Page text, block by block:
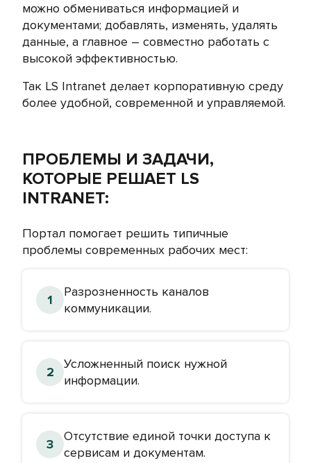
можно обмениваться информацией и
документами; добавлять, изменять, удалять
данные, а главное – совместно работать с
высокой эффективностью.
Так LS Intranet делает корпоративную среду
более удобной, современной и управляемой.
ПРОБЛЕМЫ И ЗАДАЧИ,
КОТОРЫЕ РЕШАЕТ LS
INTRANET:
Портал помогает решить типичные
проблемы современных рабочих мест:
Разрозненность каналов
коммуникации.
Усложненный поиск нужной
информации.
Отсутствие единой точки доступа к
сервисам и документам.